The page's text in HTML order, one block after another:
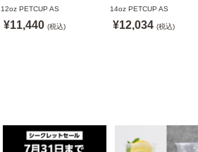
製)
※沖縄・離島 配送料別途
12oz PETCUP AS
¥11,440 (税込)
製)
※沖縄・離島 配送料
14oz PETCUP AS
¥12,034 (税込)